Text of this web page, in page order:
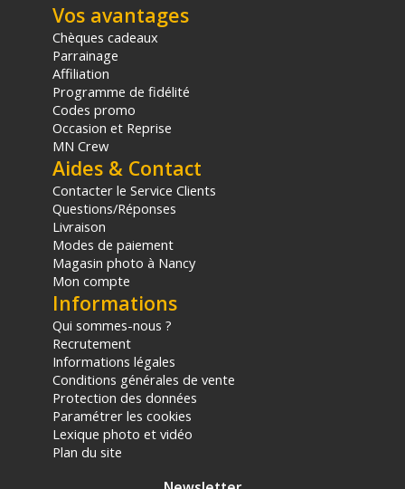
Vos avantages
Chèques cadeaux
Parrainage
Affiliation
Programme de fidélité
Codes promo
Occasion et Reprise
MN Crew
Aides & Contact
Contacter le Service Clients
Questions/Réponses
Livraison
Modes de paiement
Magasin photo à Nancy
Mon compte
Informations
Qui sommes-nous ?
Recrutement
Informations légales
Conditions générales de vente
Protection des données
Paramétrer les cookies
Lexique photo et vidéo
Plan du site